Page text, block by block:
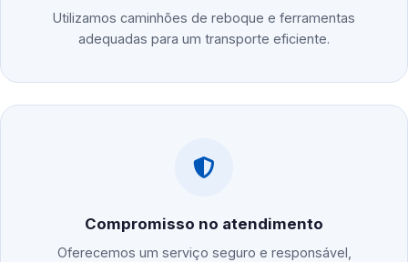
Utilizamos caminhões de reboque e ferramentas
adequadas para um transporte eficiente.
Compromisso no atendimento
Oferecemos um serviço seguro e responsável,